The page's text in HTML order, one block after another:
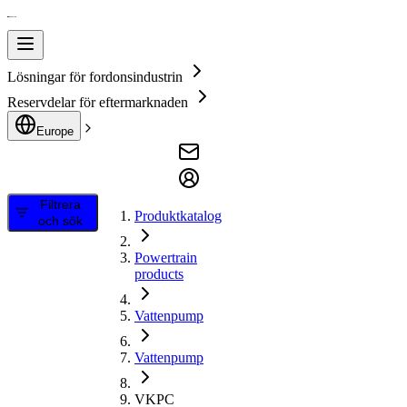
Lösningar för fordonsindustrin
Reservdelar för eftermarknaden
Europe
Filtrera
och sök
Produktkatalog
Powertrain
products
Vattenpump
Vattenpump
VKPC